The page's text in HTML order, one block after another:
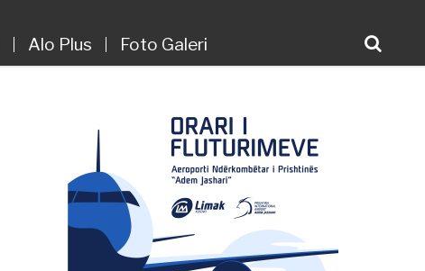
Alo Plus Foto Galeri